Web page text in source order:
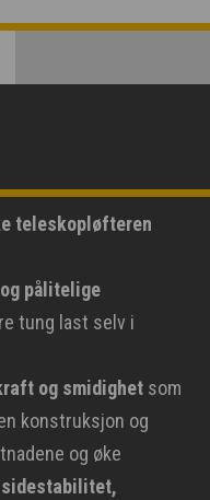
teleskopløfteren
pålitelige
tung last selv i
og smidighet som
konstruksjon og
og øke